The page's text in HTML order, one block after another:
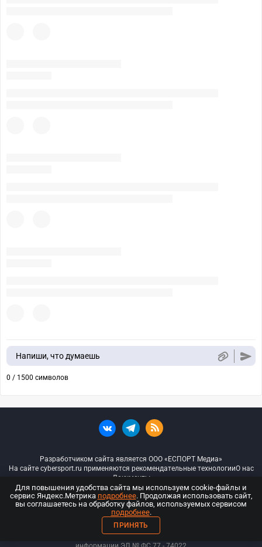
Напиши, что думаешь
0 / 1500 символов
Разработчиком сайта является ООО «ЕСПОРТ Медиа»
На сайте cybersport.ru применяются рекомендательные технологииО нас
Документы
© ООО «Киберспорт.ру» — Все права защищены
18+
ООО «Киберспорт.ру». Свидетельство о регистрации средств массовой
Для повышения удобства сайта мы используем cookie-файлы и
сервис Яндекс.Метрика подробнее. Продолжая использовать сайт,
вы соглашаетесь на обработку файлов, используемых сервисом
подробнее.
ПРИНЯТЬ